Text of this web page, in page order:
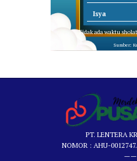
Isya
Tidak ada waktu
Sumber:
PT. LENTERA
NOMOR : AHU-